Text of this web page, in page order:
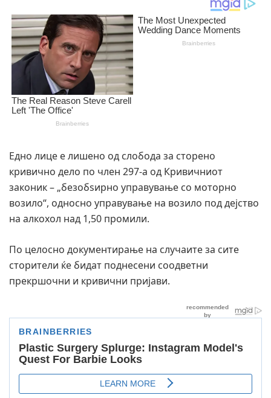
Едно лице е лишено од слобода за сторено
кривично дело по член 297-а од Кривичниот
законик – „безобѕирно управување со моторно
возило“, односно управување на возило под дејство
на алкохол над 1,50 промили.
По целосно документирање на случаите за сите
сторители ќе бидат поднесени соодветни
прекршочни и кривични пријави.